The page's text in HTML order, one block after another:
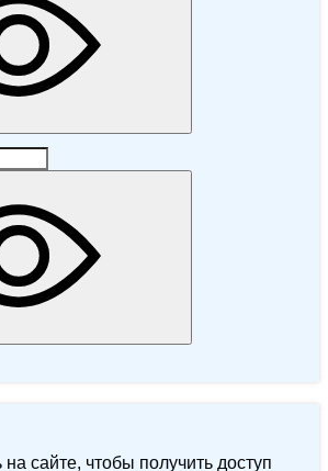
на сайте, чтобы получить доступ